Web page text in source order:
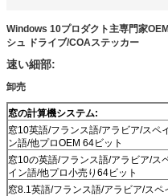
Windows 10プロダクト主専門家
シュ ドライブ/COAステッカー
速い細部:
卸売
窓の計算機システム:
窓10英語/フランス語/アラビア/スペ
ン語/他プロOEM 64ビット
窓10の英語/フランス語/アラビア/ス
イン語/他プロ小売り64ビット
窓8.1英語/フランス語/アラビア/スペ